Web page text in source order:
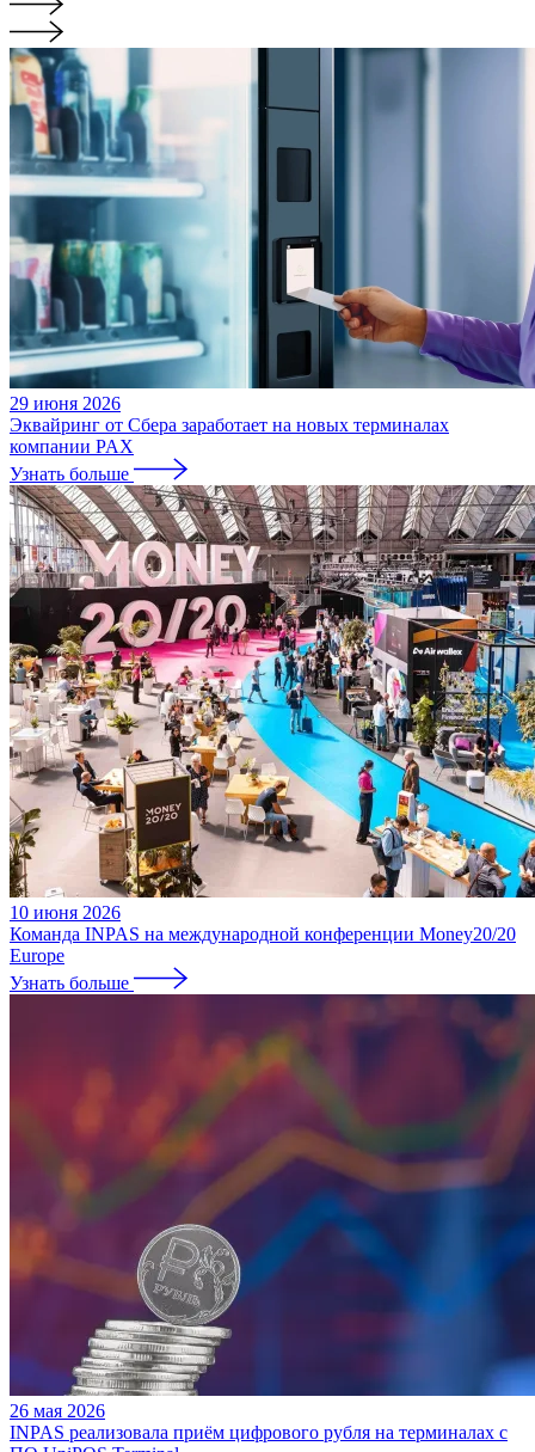
29 июня 2026
Эквайринг от Сбера заработает на новых терминалах
компании PAX
Узнать больше
10 июня 2026
Команда INPAS на международной конференции Money20/20
Europe
Узнать больше
26 мая 2026
INPAS реализовала приём цифрового рубля на терминалах с